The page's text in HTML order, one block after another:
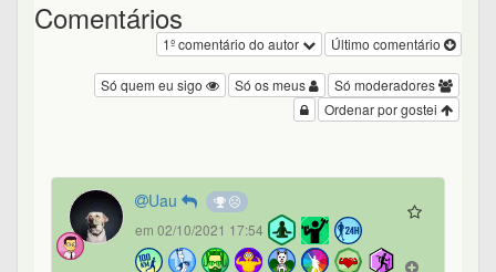
Comentários
Último comentário
1º comentário do autor
Só moderadores
Só os meus
Só quem eu sigo
Ordenar por gostei
Uau
em 02/10/2021 17:54